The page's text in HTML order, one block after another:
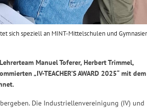
sich speziell an MINT-Mittelschulen und
Manuel Toferer, Herbert Trimmel,
„IV-TEACHER’S AWARD 2025“ mit dem
Die Industriellenvereinigung (IV) und